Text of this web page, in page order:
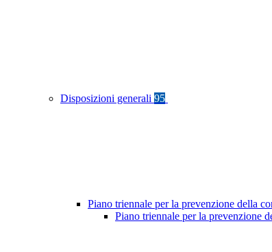
Disposizioni generali 95
Piano triennale per la prevenzione della
Piano triennale per la prevenzione